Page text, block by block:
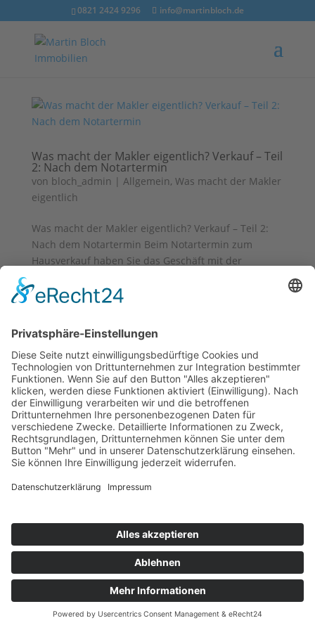
0821 2424 9296 info@martinbloch.de
Was macht der Makler eigentlich? Verkauf – Teil
2: Nach dem Notartermin
von bloch_admin | Allgemein, Was macht der Makler
eigentlich
Was macht der Makler eigentlich? Verkauf – Teil 2:
Nach dem Notartermin Beim Notartermin zum
Hausverkauf haben Sie das Geschäft mit der
nun weiter? Neben der Bezahlung der Immobilie
Kategorien
Allgemein
Augsburger Stadtviertel
Aus dem Makleralltag
Landkreis Augsburg
News
Martin Bloch Immobilien GmbH ©
|Datenschutz|AGB|Barrierefreiheitserklärung|
Vertrag widerrufen